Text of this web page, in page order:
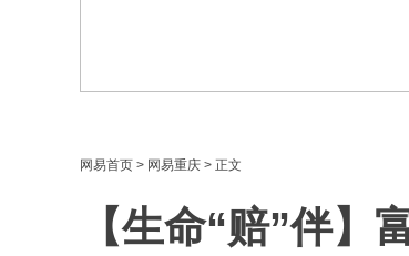
网易首页 > 网易重庆 > 正文
【生命“赔”伴